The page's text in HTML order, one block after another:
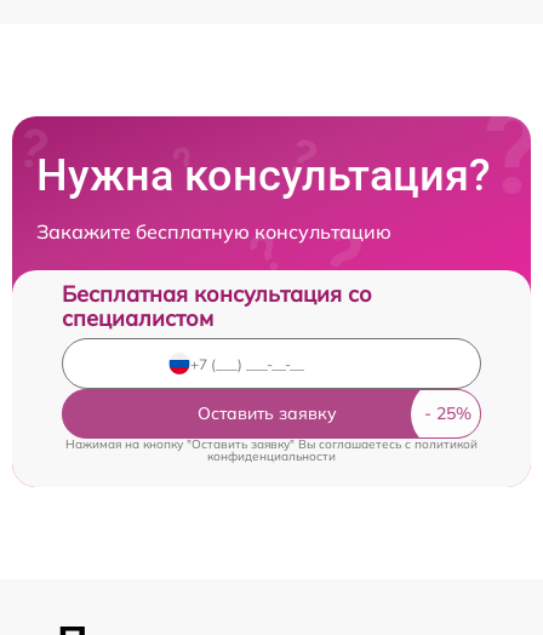
Нужна консультация?
Закажите бесплатную консультацию
Бесплатная консультация со
специалистом
Оставить заявку
Нажимая на кнопку "Оставить заявку" Вы соглашаетесь cполитикой
конфиденциальности